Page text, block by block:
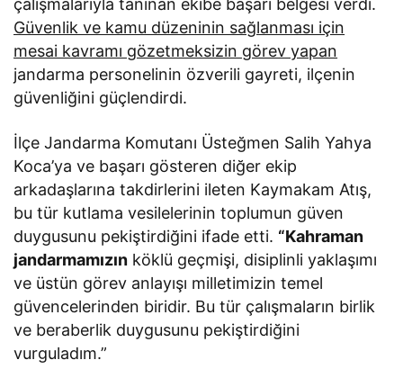
çalışmalarıyla tanınan ekibe başarı belgesi verdi.
Güvenlik ve kamu düzeninin sağlanması için
mesai kavramı gözetmeksizin görev yapan
jandarma personelinin özverili gayreti, ilçenin
güvenliğini güçlendirdi.
İlçe Jandarma Komutanı Üsteğmen Salih Yahya
Koca’ya ve başarı gösteren diğer ekip
arkadaşlarına takdirlerini ileten Kaymakam Atış,
bu tür kutlama vesilelerinin toplumun güven
duygusunu pekiştirdiğini ifade etti. “Kahraman
jandarmamızın köklü geçmişi, disiplinli yaklaşımı
ve üstün görev anlayışı milletimizin temel
güvencelerinden biridir. Bu tür çalışmaların birlik
ve beraberlik duygusunu pekiştirdiğini
vurguladım.”